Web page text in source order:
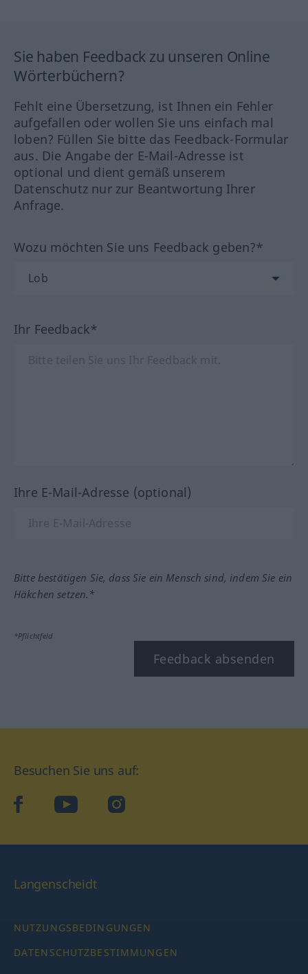
Sie haben Feedback zu unseren Online
Wörterbüchern?
Fehlt eine Übersetzung, ist Ihnen ein Fehler
aufgefallen oder wollen Sie uns einfach mal
loben? Füllen Sie bitte das Feedback-Formular
aus. Die Angabe der E-Mail-Adresse ist
optional und dient gemäß unserem
Datenschutz nur zur Beantwortung Ihrer
Anfrage.
Wozu möchten Sie uns Feedback geben?*
Ihr Feedback*
Ihre E-Mail-Adresse (optional)
Bitte bestätigen Sie, dass Sie ein Mensch sind, indem Sie ein
Häkchen setzen.*
*Pflichtfeld
Feedback absenden
Besuchen Sie uns auf:
facebookYouTube Instagram
Langenscheidt
NUTZUNGSBEDINGUNGEN
DATENSCHUTZBESTIMMUNGEN